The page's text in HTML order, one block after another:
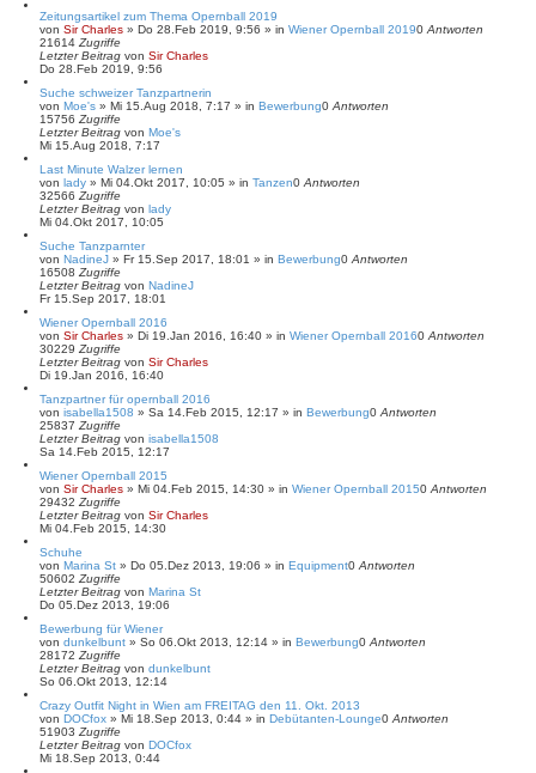
Zeitungsartikel zum Thema Opernball 2019
von Sir Charles » Do 28.Feb 2019, 9:56 » in Wiener Opernball 20190 Antworten
21614 Zugriffe
Letzter Beitrag von Sir Charles
Do 28.Feb 2019, 9:56
Suche schweizer Tanzpartnerin
von Moe's » Mi 15.Aug 2018, 7:17 » in Bewerbung0 Antworten
15756 Zugriffe
Letzter Beitrag von Moe's
Mi 15.Aug 2018, 7:17
Last Minute Walzer lernen
von lady » Mi 04.Okt 2017, 10:05 » in Tanzen0 Antworten
32566 Zugriffe
Letzter Beitrag von lady
Mi 04.Okt 2017, 10:05
Suche Tanzparnter
von NadineJ » Fr 15.Sep 2017, 18:01 » in Bewerbung0 Antworten
16508 Zugriffe
Letzter Beitrag von NadineJ
Fr 15.Sep 2017, 18:01
Wiener Opernball 2016
von Sir Charles » Di 19.Jan 2016, 16:40 » in Wiener Opernball 20160 Antworten
30229 Zugriffe
Letzter Beitrag von Sir Charles
Di 19.Jan 2016, 16:40
Tanzpartner für opernball 2016
von isabella1508 » Sa 14.Feb 2015, 12:17 » in Bewerbung0 Antworten
25837 Zugriffe
Letzter Beitrag von isabella1508
Sa 14.Feb 2015, 12:17
Wiener Opernball 2015
von Sir Charles » Mi 04.Feb 2015, 14:30 » in Wiener Opernball 20150 Antworten
29432 Zugriffe
Letzter Beitrag von Sir Charles
Mi 04.Feb 2015, 14:30
Schuhe
von Marina St » Do 05.Dez 2013, 19:06 » in Equipment0 Antworten
50602 Zugriffe
Letzter Beitrag von Marina St
Do 05.Dez 2013, 19:06
Bewerbung für Wiener
von dunkelbunt » So 06.Okt 2013, 12:14 » in Bewerbung0 Antworten
28172 Zugriffe
Letzter Beitrag von dunkelbunt
So 06.Okt 2013, 12:14
Crazy Outfit Night in Wien am FREITAG den 11. Okt. 2013
von DOCfox » Mi 18.Sep 2013, 0:44 » in Debütanten-Lounge0 Antworten
51903 Zugriffe
Letzter Beitrag von DOCfox
Mi 18.Sep 2013, 0:44